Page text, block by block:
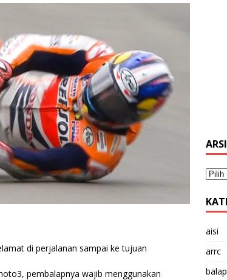
di perjalanan sampai ke tujuan
pembalapnya wajib menggunakan
aisi
arrc